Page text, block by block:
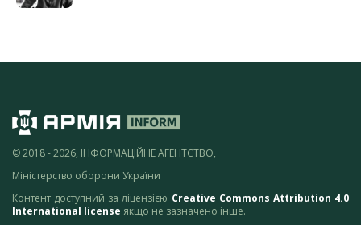
© 2018 - 2026, ІНФОРМАЦІЙНЕ АГЕНТСТВО,
Міністерство оборони України
Контент доступний за ліцензією Creative Commons Attribution 4.0
International license якщо не зазначено інше.